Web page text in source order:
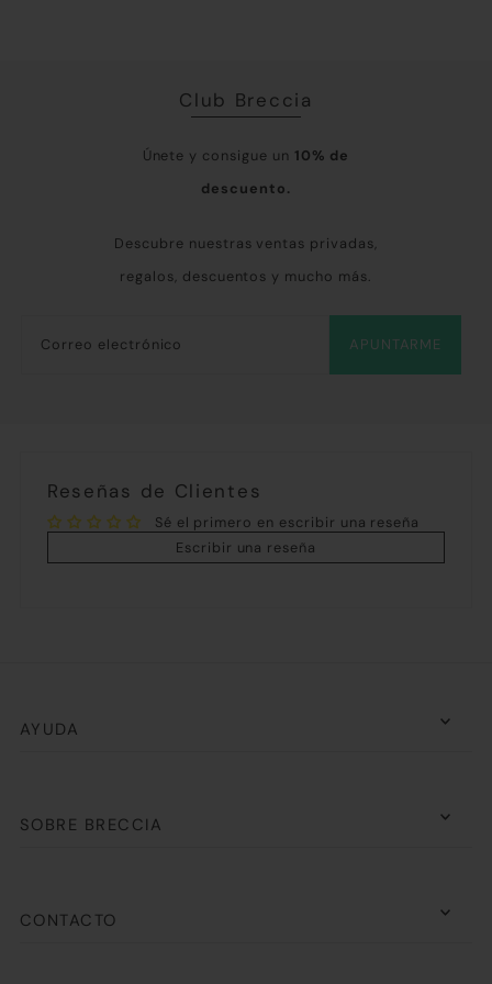
Club Breccia
Únete y consigue un 10% de
descuento.
Descubre nuestras ventas privadas,
regalos, descuentos y mucho más.
APUNTARME
Reseñas de Clientes
Sé el primero en escribir una reseña
Escribir una reseña
AYUDA
SOBRE BRECCIA
CONTACTO